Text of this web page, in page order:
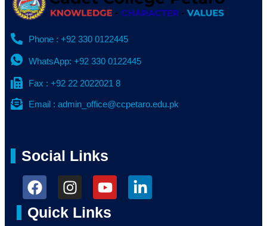
Phone : +92 330 0122445
WhatsApp: +92 330 0122445
Fax : +92 22 2022021 8
Email : admin_office@ccpetaro.edu.pk
Social Links
Quick Links